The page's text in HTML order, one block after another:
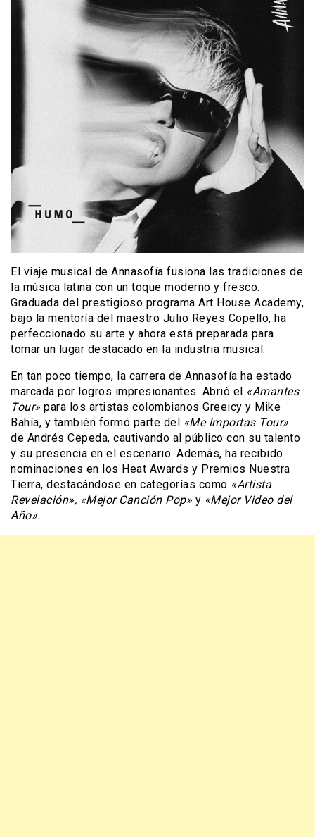
El viaje musical de Annasofía fusiona las tradiciones de
la música latina con un toque moderno y fresco.
Graduada del prestigioso programa Art House Academy,
bajo la mentoría del maestro Julio Reyes Copello, ha
perfeccionado su arte y ahora está preparada para
tomar un lugar destacado en la industria musical.
En tan poco tiempo, la carrera de Annasofía ha estado
marcada por logros impresionantes. Abrió el «Amantes
Tour» para los artistas colombianos Greeicy y Mike
Bahía, y también formó parte del «Me Importas Tour»
de Andrés Cepeda, cautivando al público con su talento
y su presencia en el escenario. Además, ha recibido
nominaciones en los Heat Awards y Premios Nuestra
Tierra, destacándose en categorías como «Artista
Revelación», «Mejor Canción Pop» y «Mejor Video del
Año».